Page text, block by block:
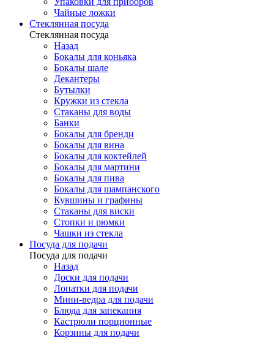
Чайные ложки
Стеклянная посуда
Стеклянная посуда
Назад
Бокалы для коньяка
Бокалы шале
Декантеры
Бутылки
Кружки из стекла
Стаканы для воды
Банки
Бокалы для бренди
Бокалы для вина
Бокалы для коктейлей
Бокалы для мартини
Бокалы для пива
Бокалы для шампанского
Кувшины и графины
Стаканы для виски
Стопки и рюмки
Чашки из стекла
Посуда для подачи
Посуда для подачи
Назад
Доски для подачи
Лопатки для подачи
Мини-ведра для подачи
Блюда для запекания
Кастрюли порционные
Корзины для подачи